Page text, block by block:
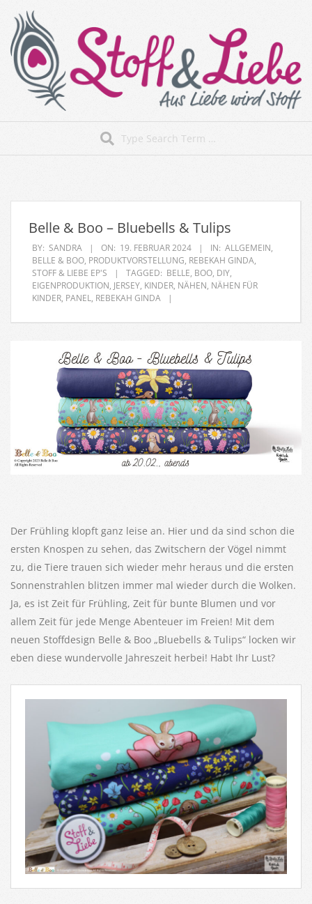
content
Stoff&Liebe
Menu
Belle & Boo – Bluebells & Tulips
BY: SANDRA ON: 19. FEBRUAR 2024 IN: ALLGEMEIN,
BELLE & BOO, PRODUKTVORSTELLUNG, REBEKAH GINDA,
STOFF & LIEBE EP'S
TAGGED: BELLE, BOO, DIY,
EIGENPRODUKTION, JERSEY, KINDER, NÄHEN, NÄHEN FÜR
KINDER, PANEL, REBEKAH GINDA
Der Frühling klopft ganz leise an. Hier und da sind schon die
ersten Knospen zu sehen, das Zwitschern der Vögel nimmt
zu, die Tiere trauen sich wieder mehr heraus und die ersten
Sonnenstrahlen blitzen immer mal wieder durch die Wolken.
Ja, es ist Zeit für Frühling, Zeit für bunte Blumen und vor
allem Zeit für jede Menge Abenteuer im Freien! Mit dem
neuen Stoffdesign Belle & Boo „Bluebells & Tulips“ locken wir
eben diese wundervolle Jahreszeit herbei! Habt Ihr Lust?